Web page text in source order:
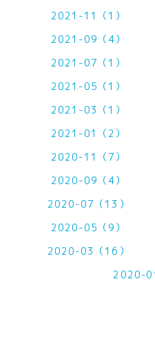
2021-11（1）
2021-09（4）
2021-07（1）
2021-05（1）
2021-03（1）
2021-01（2）
2020-11（7）
2020-09（4）
2020-07（13）
2020-05（9）
2020-03（16）
2020-